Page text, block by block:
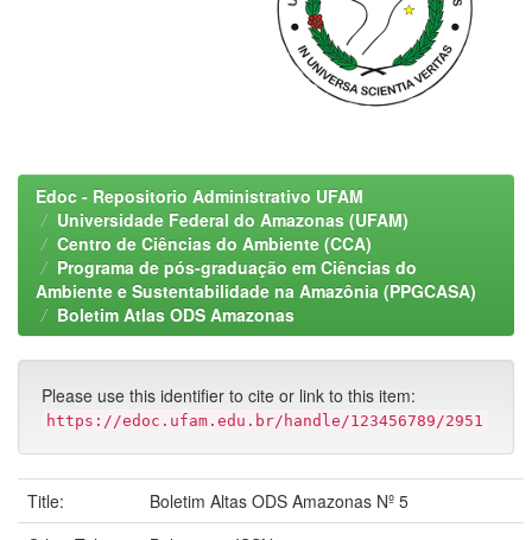
Edoc - Repositorio Administrativo UFAM
Universidade Federal do Amazonas (UFAM)
Centro de Ciências do Ambiente (CCA)
Programa de pós-graduação em Ciências do
Ambiente e Sustentabilidade na Amazônia (PPGCASA)
Boletim Atlas ODS Amazonas
Please use this identifier to cite or link to this item:
https://edoc.ufam.edu.br/handle/123456789/2951
Title:
Boletim Altas ODS Amazonas Nº 5